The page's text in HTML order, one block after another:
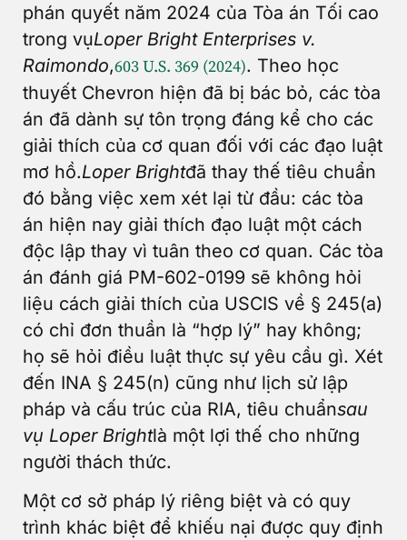
phán quyết năm 2024 của Tòa án Tối cao
trong vụLoper Bright Enterprises v.
Raimondo,603 U.S. 369 (2024). Theo học
thuyết Chevron hiện đã bị bác bỏ, các tòa
án đã dành sự tôn trọng đáng kể cho các
giải thích của cơ quan đối với các đạo luật
mơ hồ.Loper Brightđã thay thế tiêu chuẩn
đó bằng việc xem xét lại từ đầu: các tòa
án hiện nay giải thích đạo luật một cách
độc lập thay vì tuân theo cơ quan. Các tòa
án đánh giá PM-602-0199 sẽ không hỏi
liệu cách giải thích của USCIS về § 245(a)
có chỉ đơn thuần là “hợp lý” hay không;
họ sẽ hỏi điều luật thực sự yêu cầu gì. Xét
đến INA § 245(n) cũng như lịch sử lập
pháp và cấu trúc của RIA, tiêu chuẩnsau
vụ Loper Brightlà một lợi thế cho những
người thách thức.
Một cơ sở pháp lý riêng biệt và có quy
trình khác biệt để khiếu nại được quy định